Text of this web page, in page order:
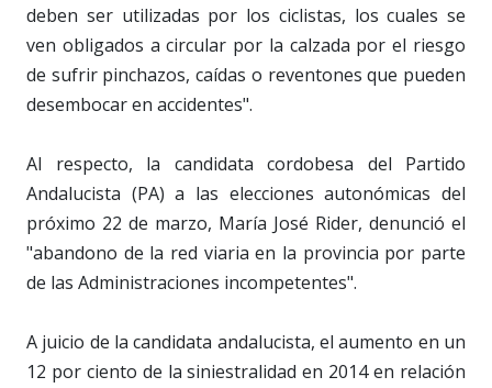
deben ser utilizadas por los ciclistas, los cuales se
ven obligados a circular por la calzada por el riesgo
de sufrir pinchazos, caídas o reventones que pueden
desembocar en accidentes".
Al respecto, la candidata cordobesa del Partido
Andalucista (PA) a las elecciones autonómicas del
próximo 22 de marzo, María José Rider, denunció el
"abandono de la red viaria en la provincia por parte
de las Administraciones incompetentes".
A juicio de la candidata andalucista, el aumento en un
12 por ciento de la siniestralidad en 2014 en relación